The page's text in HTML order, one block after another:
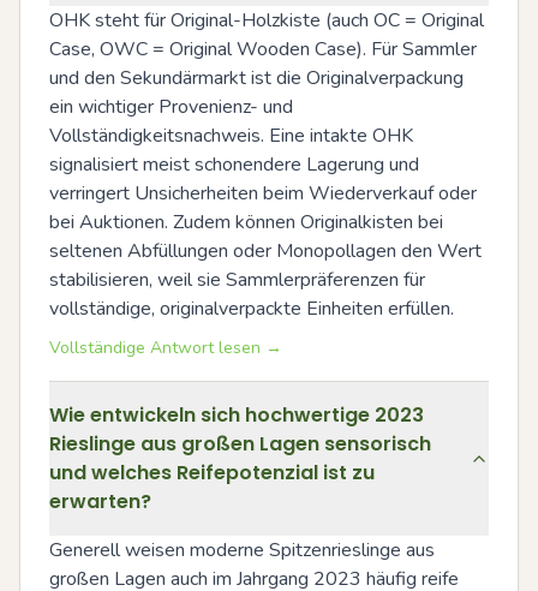
OHK steht für Original-Holzkiste (auch OC = Original
Case, OWC = Original Wooden Case). Für Sammler
und den Sekundärmarkt ist die Originalverpackung
ein wichtiger Provenienz- und
Vollständigkeitsnachweis. Eine intakte OHK
signalisiert meist schonendere Lagerung und
verringert Unsicherheiten beim Wiederverkauf oder
bei Auktionen. Zudem können Originalkisten bei
seltenen Abfüllungen oder Monopollagen den Wert
stabilisieren, weil sie Sammlerpräferenzen für
vollständige, originalverpackte Einheiten erfüllen.
Vollständige Antwort lesen →
Wie entwickeln sich hochwertige 2023
Rieslinge aus großen Lagen sensorisch
und welches Reifepotenzial ist zu
erwarten?
Generell weisen moderne Spitzenrieslinge aus
großen Lagen auch im Jahrgang 2023 häufig reife